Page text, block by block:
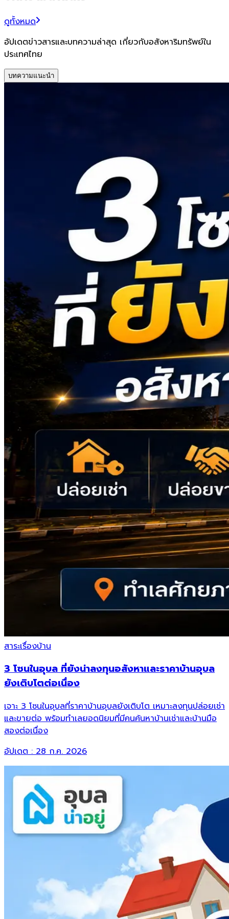
ดูทั้งหมด
อัปเดตข่าวสารและบทความล่าสุด เกี่ยวกับอสังหาริมทรัพย์ใน
ประเทศไทย
บทความแนะนำ
สาระเรื่องบ้าน
3 โซนในอุบล ที่ยังน่าลงทุนอสังหาและราคาบ้านอุบล
ยังเติบโตต่อเนื่อง
เจาะ 3 โซนในอุบลที่ราคาบ้านอุบลยังเติบโต เหมาะลงทุนปล่อยเช่า
และขายต่อ พร้อมทำเลยอดนิยมที่มีคนค้นหาบ้านเช่าและบ้านมือ
สองต่อเนื่อง
อัปเดต :28 ก.ค. 2026